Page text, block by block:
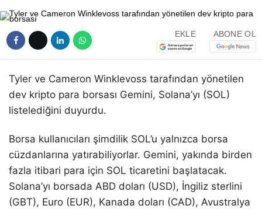
EKLE ABONE OL
Tyler ve Cameron Winklevoss tarafından yönetilen
dev kripto para borsası Gemini, Solana’yı (SOL)
listelediğini duyurdu.
Borsa kullanıcıları şimdilik SOL’u yalnızca borsa
cüzdanlarına yatırabiliyorlar. Gemini, yakında birden
fazla itibari para için SOL ticaretini başlatacak.
Solana’yı borsada ABD doları (USD), İngiliz sterlini
(GBT), Euro (EUR), Kanada doları (CAD), Avustralya